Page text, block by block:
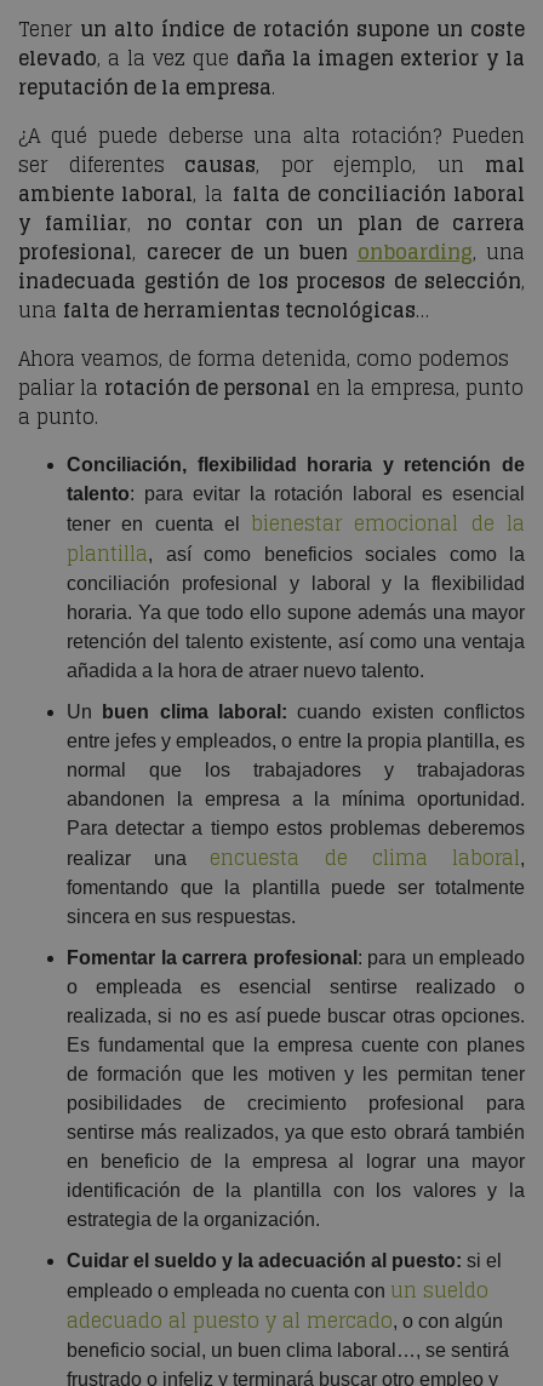
Tener un alto índice de rotación supone un coste
elevado, a la vez que daña la imagen exterior y la
reputación de la empresa.
¿A qué puede deberse una alta rotación? Pueden
ser diferentes causas, por ejemplo, un mal
ambiente laboral, la falta de conciliación laboral
y familiar, no contar con un plan de carrera
profesional, carecer de un buenonboarding, una
inadecuada gestión de los procesos de selección,
una falta de herramientas tecnológicas…
Ahora veamos, de forma detenida, como podemos
paliar la rotación de personal en la empresa, punto
a punto.
Conciliación, flexibilidad horaria y retención de
talento: para evitar la rotación laboral es esencial
tener en cuenta el bienestar emocional de la
plantilla, así como beneficios sociales como la
conciliación profesional y laboral y la flexibilidad
horaria. Ya que todo ello supone además una mayor
retención del talento existente, así como una ventaja
añadida a la hora de atraer nuevo talento.
Un
buen clima laboral: cuando existen conflictos
entre jefes y empleados, o entre la propia plantilla, es
normal que los trabajadores y trabajadoras
abandonen la empresa a la mínima oportunidad.
Para detectar a tiempo estos problemas deberemos
realizar una encuesta de clima laboral,
fomentando que la plantilla puede ser totalmente
sincera en sus respuestas.
Fomentar la carrera profesional : para un empleado
o empleada es esencial sentirse realizado o
realizada, si no es así puede buscar otras opciones.
Es fundamental que la empresa cuente con planes
de formación que les motiven y les permitan tener
posibilidades de crecimiento profesional para
sentirse más realizados, ya que esto obrará también
en beneficio de la empresa al lograr una mayor
identificación de la plantilla con los valores y la
estrategia de la organización.
Cuidar el sueldo y la adecuación al puesto: si el
empleado o empleada no cuenta con un sueldo
adecuado al puesto y al mercado, o con algún
beneficio social, un buen clima laboral…, se sentirá
frustrado o infeliz y terminará buscar otro empleo y